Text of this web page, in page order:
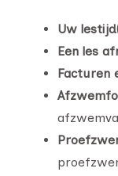
Uw
Een les
Facturen